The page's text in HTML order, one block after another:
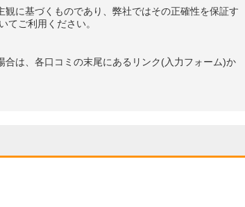
に基づくものであり、弊社ではその正確性を保証す
てご利用ください。
は、各口コミの末尾にあるリンク(入力フォーム)か